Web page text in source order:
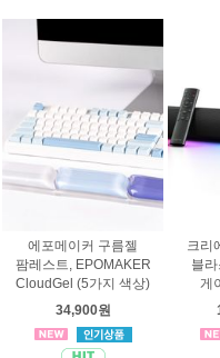
에포메이커 구름젤
팜레스트, EPOMAKER
CloudGel (5가지 색상)
34,900원
크리
블
게